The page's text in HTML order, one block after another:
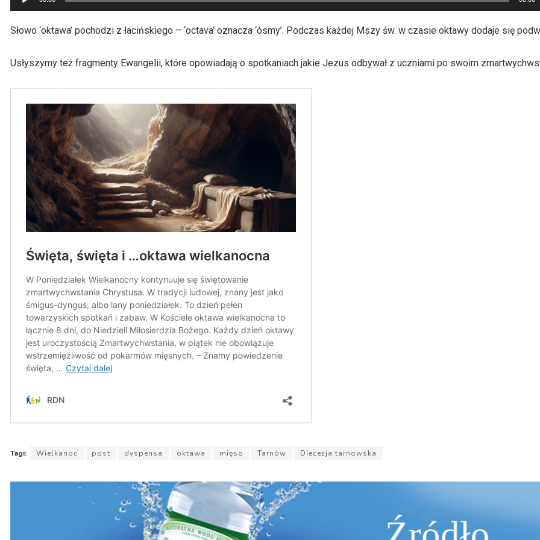
plików
dźwiękowych
Słowo ‘oktawa’ pochodzi z łacińskiego – ‘octava’ oznacza ‘ósmy’. Podczas każdej Mszy św. w czasie oktawy dodaje się
Usłyszymy też fragmenty Ewangelii, które opowiadają o spotkaniach jakie Jezus odbywał z uczniami po swoim
Tagi: Wielkanoc post dyspensa oktawa mięso Tarnów Diecezja tarnowska